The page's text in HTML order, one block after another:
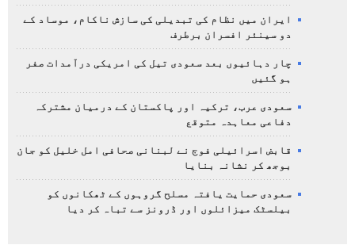
ایران میں نظام کی تبدیلی کی سازش ناکام، موساد کے
دو سینئر افسران برطرف
چار دہائیوں بعد سعودی تیل کی امریکی درآمدات صفر
ہو گئیں
سعودی عرب، ترکیہ اور پاکستان کے درمیان مشترکہ
دفاعی معاہدہ متوقع
قابض اسرائیلی فوج نے لبنانی صحافی امل خلیل کو جان
بوجھ کر نشانہ بنایا
سعودی حمایت یافتہ مسلح گروہوں کے ٹھکانوں کو
بیلسٹک میزائلوں اور ڈرونز سے تباہ کر دیا